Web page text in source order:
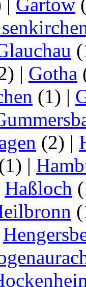
| Gotha
(1) |
(2) |
|
Haßloch